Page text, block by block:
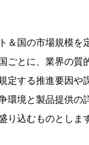
＆国の市場規模を
ごとに、業界の
定する推進要因や
環境と製品提供の
込むものとします